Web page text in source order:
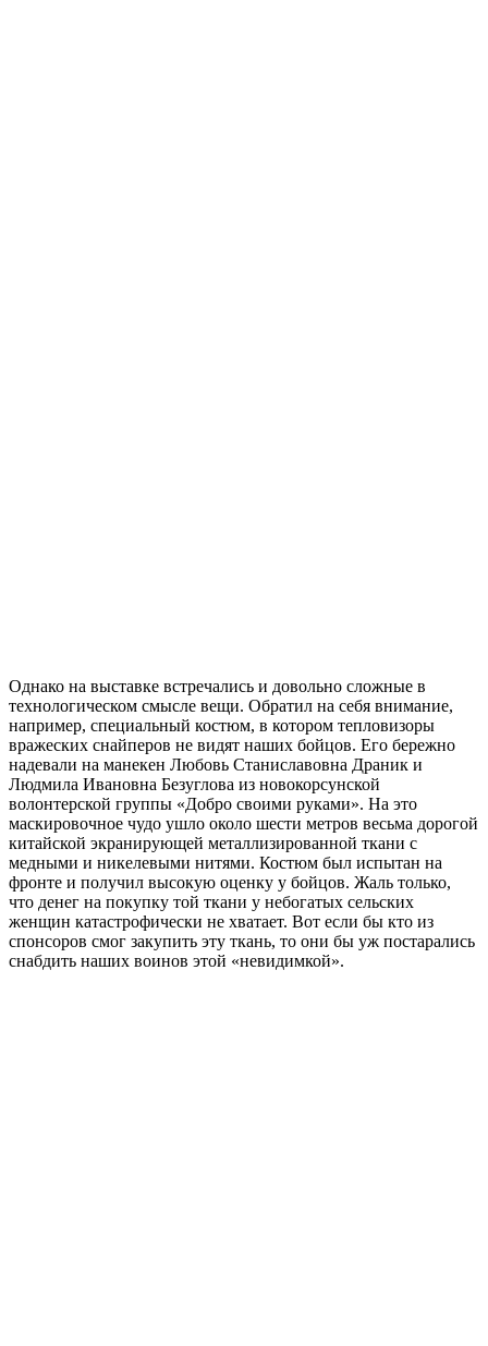
Однако на выставке встречались и довольно сложные в
технологическом смысле вещи. Обратил на себя внимание,
например, специальный костюм, в котором тепловизоры
вражеских снайперов не видят наших бойцов. Его бережно
надевали на манекен Любовь Станиславовна Драник и
Людмила Ивановна Безуглова из новокорсунской
волонтерской группы «Добро своими руками». На это
маскировочное чудо ушло около шести метров весьма дорогой
китайской экранирующей металлизированной ткани с
медными и никелевыми нитями. Костюм был испытан на
фронте и получил высокую оценку у бойцов. Жаль только,
что денег на покупку той ткани у небогатых сельских
женщин катастрофически не хватает. Вот если бы кто из
спонсоров смог закупить эту ткань, то они бы уж постарались
снабдить наших воинов этой «невидимкой».